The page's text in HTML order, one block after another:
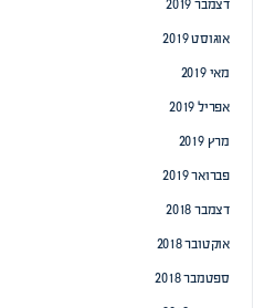
דצמבר 2019
אוגוסט 2019
מאי 2019
אפריל 2019
מרץ 2019
פברואר 2019
דצמבר 2018
אוקטובר 2018
ספטמבר 2018